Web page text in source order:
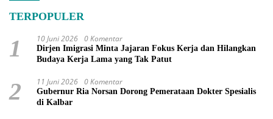
TERPOPULER
1 10 Juni 2026 0 Komentar
Dirjen Imigrasi Minta Jajaran Fokus Kerja dan Hilangkan
Budaya Kerja Lama yang Tak Patut
2 11 Juni 2026 0 Komentar
Gubernur Ria Norsan Dorong Pemerataan Dokter Spesialis
di Kalbar